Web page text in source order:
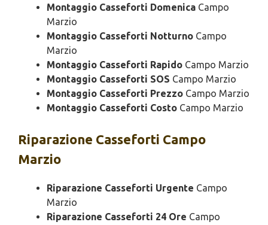
Montaggio Casseforti Domenica Campo
Marzio
Montaggio Casseforti Notturno Campo
Marzio
Montaggio Casseforti Rapido Campo Marzio
Montaggio Casseforti SOS Campo Marzio
Montaggio Casseforti Prezzo Campo Marzio
Montaggio Casseforti Costo Campo Marzio
Riparazione Casseforti Campo
Marzio
Riparazione Casseforti Urgente Campo
Marzio
Riparazione Casseforti 24 Ore Campo